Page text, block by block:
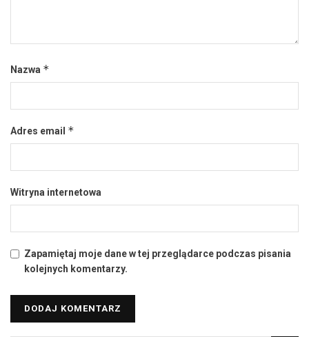
Nazwa *
Adres email *
Witryna internetowa
Zapamiętaj moje dane w tej przeglądarce podczas pisania
kolejnych komentarzy.